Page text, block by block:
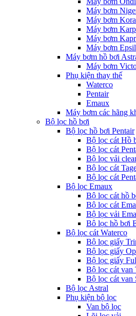
Máy bơm
Máy bơm
Máy bơm
Máy bơm
Máy bơm
Máy bơm hồ bơi
Máy bơm
Phụ kiện thay thế
Waterco
Pentair
Emaux
Máy bơm các hãng
Bộ lọc hồ bơi
Bộ lọc hồ bơi Pentair
Bộ lọc cát Hồ
Bộ lọc cát
Bộ lọc vải
Bộ lọc cát
Bộ lọc cát
Bộ lọc Emaux
Bộ lọc cát hồ
Bộ lọc cát
Bộ lọc vải
Bô lọc hồ bơi
Bộ lọc cát Waterco
Bộ lọc giấy
Bộ lọc giấy
Bộ lọc giấy
Bộ lọc cát van
Bộ lọc cát van
Bộ lọc Astral
Phụ kiện bộ lọc
Van bộ lọc